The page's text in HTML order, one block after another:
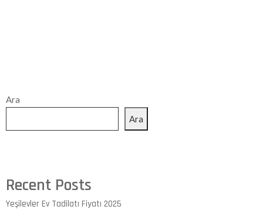
Ara
Ara
Recent Posts
Yeşilevler Ev Tadilatı Fiyatı 2025